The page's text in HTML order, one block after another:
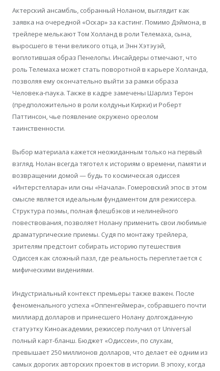
Актерский ансамбль, собранный Ноланом, выглядит как
заявка на очередной «Оскар» за кастинг. Помимо Дэймона, в
трейлере мелькают Том Холланд в роли Телемаха, сына,
выросшего в тени великого отца, и Энн Хэтэуэй,
воплотившая образ Пенелопы. Инсайдеры отмечают, что
роль Телемаха может стать поворотной в карьере Холланда,
позволяя ему окончательно выйти за рамки образа
Человека-паука. Также в кадре замечены Шарлиз Терон
(предположительно в роли колдуньи Кирки) и Роберт
Паттинсон, чье появление окружено ореолом
таинственности.
Выбор материала кажется неожиданным только на первый
взгляд. Нолан всегда тяготел к историям о времени, памяти и
возвращении домой — будь то космическая одиссея
«Интерстеллара» или сны «Начала». Гомеровский эпос в этом
смысле является идеальным фундаментом для режиссера.
Структура поэмы, полная флешбэков и нелинейного
повествования, позволяет Нолану применить свои любимые
драматургические приемы. Судя по монтажу трейлера,
зрителям предстоит собирать историю путешествия
Одиссея как сложный пазл, где реальность переплетается с
мифическими видениями.
Индустриальный контекст премьеры также важен. После
феноменального успеха «Оппенгеймера», собравшего почти
миллиард долларов и принесшего Нолану долгожданную
статуэтку Киноакадемии, режиссер получил от Universal
полный карт-бланш. Бюджет «Одиссеи», по слухам,
превышает 250 миллионов долларов, что делает её одним из
самых дорогих авторских проектов в истории. В эпоху, когда